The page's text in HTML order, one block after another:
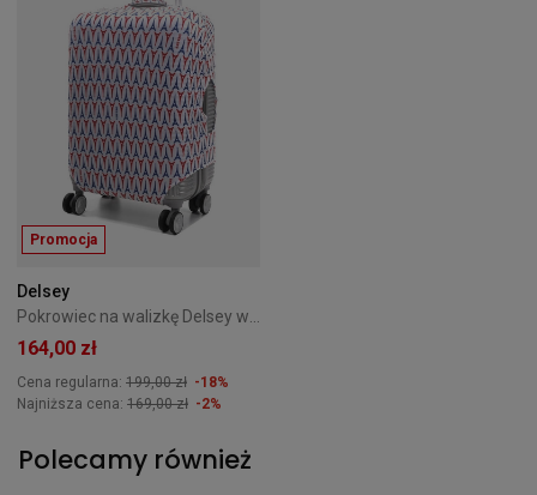
Promocja
Delsey
164,00 zł
Cena regularna: 199,00 zł -18%
Najniższa cena: 169,00 zł -2%
Polecamy również